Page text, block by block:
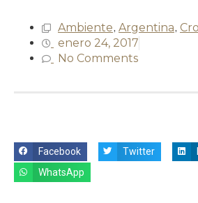
Ambiente, Argentina,
enero 24, 2017
No Comments
Facebook Twitter
WhatsApp